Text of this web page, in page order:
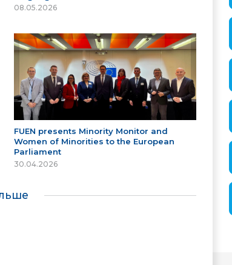
08.05.2026
FUEN presents Minority Monitor and
Women of Minorities to the European
Parliament
30.04.2026